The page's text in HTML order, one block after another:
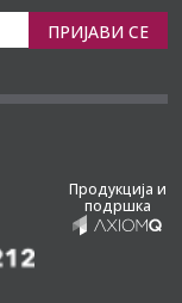
ПРИЈАВИ СЕ
Продукција и
подршка